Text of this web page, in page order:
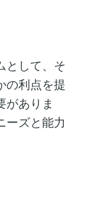
として、そ
の利点を提
がありま
ーズと能力